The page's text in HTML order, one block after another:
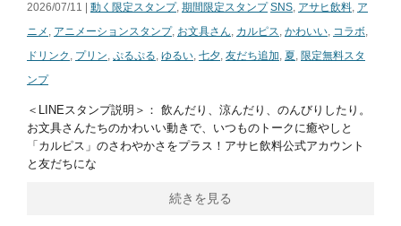
2026/07/11 | 動く限定スタンプ, 期間限定スタンプ SNS, アサヒ飲料, ア
ニメ , アニメーションスタンプ, お文具さん, カルピス, かわいい, コラボ,
ドリンク , プリン, ぷるぷる, ゆるい, 七夕, 友だち追加, 夏, 限定無料スタ
ンプ
＜LINEスタンプ説明＞： 飲んだり、涼んだり、のんびりしたり。
お文具さんたちのかわいい動きで、いつものトークに癒やしと
「カルピス」のさわやかさをプラス！アサヒ飲料公式アカウント
と友だちにな
続きを見る